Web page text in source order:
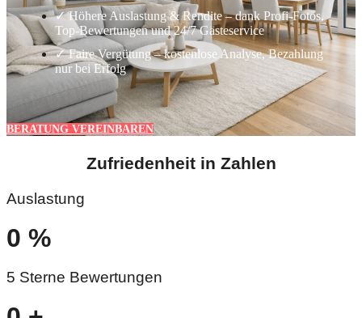
✓ Höhere Auslastung & Rendite – dank Profi-Fotos,
Top-Bewertungen und 24/7 Gästeservice
✓ Faire Vergütung – kostenlose Analyse, Bezahlung
nur bei Erfolg
BERATUNG VEREINBAREN
Zufriedenheit in Zahlen
Auslastung
0 %
5 Sterne Bewertungen